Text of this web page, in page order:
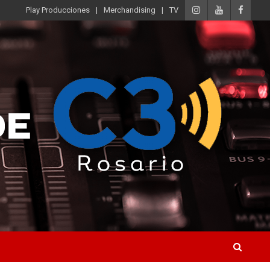
Play Producciones Merchandising TV